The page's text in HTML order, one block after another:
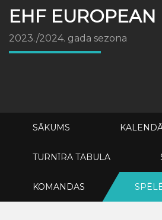
EHF EUROPEAN
2023./2024. gada sezona
SĀKUMS
TURNĪRA TABULA
KOMANDAS